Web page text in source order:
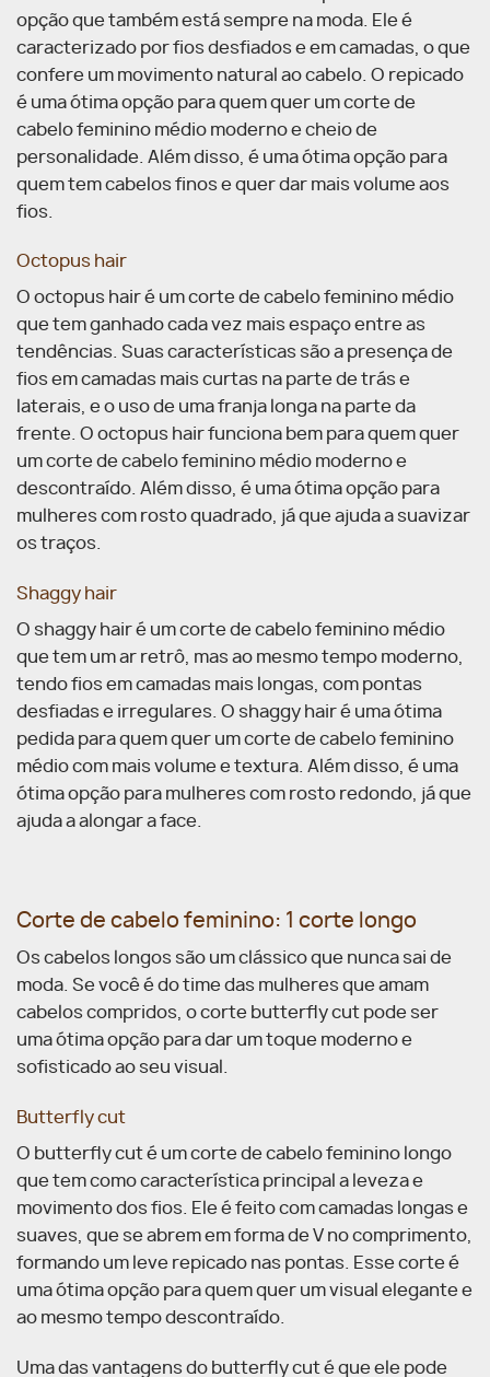
opção que também está sempre na moda. Ele é
caracterizado por fios desfiados e em camadas, o que
confere um movimento natural ao cabelo. O repicado
é uma ótima opção para quem quer um corte de
cabelo feminino médio moderno e cheio de
personalidade. Além disso, é uma ótima opção para
quem tem cabelos finos e quer dar mais volume aos
fios.
Octopus hair
O octopus hair é um corte de cabelo feminino médio
que tem ganhado cada vez mais espaço entre as
tendências. Suas características são a presença de
fios em camadas mais curtas na parte de trás e
laterais, e o uso de uma franja longa na parte da
frente. O octopus hair funciona bem para quem quer
um corte de cabelo feminino médio moderno e
descontraído. Além disso, é uma ótima opção para
mulheres com rosto quadrado, já que ajuda a suavizar
os traços.
Shaggy hair
O shaggy hair é um corte de cabelo feminino médio
que tem um ar retrô, mas ao mesmo tempo moderno,
tendo fios em camadas mais longas, com pontas
desfiadas e irregulares. O shaggy hair é uma ótima
pedida para quem quer um corte de cabelo feminino
médio com mais volume e textura. Além disso, é uma
ótima opção para mulheres com rosto redondo, já que
ajuda a alongar a face.
Corte de cabelo feminino: 1 corte longo
Os cabelos longos são um clássico que nunca sai de
moda. Se você é do time das mulheres que amam
cabelos compridos, o corte butterfly cut pode ser
uma ótima opção para dar um toque moderno e
sofisticado ao seu visual.
Butterfly cut
O butterfly cut é um corte de cabelo feminino longo
que tem como característica principal a leveza e
movimento dos fios. Ele é feito com camadas longas e
suaves, que se abrem em forma de V no comprimento,
formando um leve repicado nas pontas. Esse corte é
uma ótima opção para quem quer um visual elegante e
ao mesmo tempo descontraído.
Uma das vantagens do butterfly cut é que ele pode